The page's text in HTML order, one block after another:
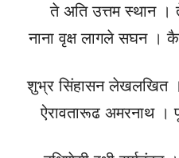
ते अति उत्तम स्थान ।
नाना वृक्ष लागले सघन ।
शुभ्र सिंहासन लेखलखित ।
ऐरावतारूढ अमरनाथ ।